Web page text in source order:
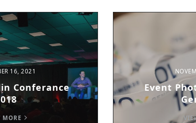
16, 2021
Conferance
MORE
Event